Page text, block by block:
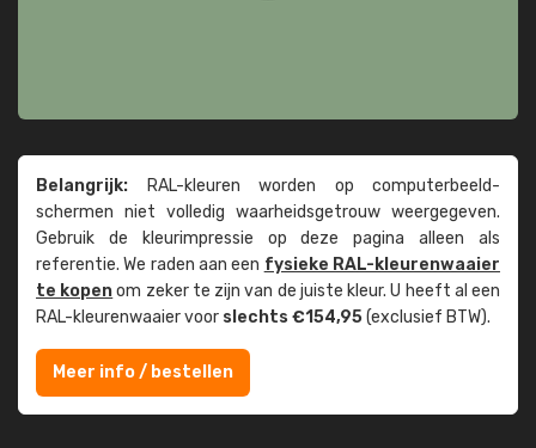
Belangrijk: RAL-kleuren worden op computer­beeld­
schermen niet volledig waarheids­­getrouw weer­gegeven.
Gebruik de kleur­impressie op deze pagina alleen als
referentie. We raden aan een fysieke RAL-kleuren­waaier
te kopenom zeker te zijn van de juiste kleur. U heeft al een
RAL-kleuren­waaier voor slechts €154,95(exclusief BTW).
Meer info / bestellen